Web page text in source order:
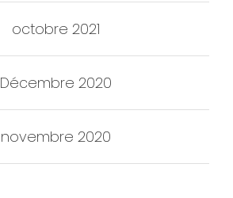
octobre 2021
Décembre 2020
novembre 2020